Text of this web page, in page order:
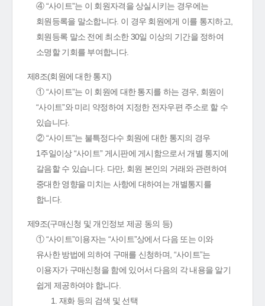
④ “사이트”는 이 회원자격을 상실시키는 경우에는
회원등록을 말소합니다. 이 경우 회원에게 이를 통지하고,
회원등록 말소 전에 최소한 30일 이상의 기간을 정하여
소명할 기회를 부여합니다.
제8조(회원에 대한 통지)
① “사이트”는 이 회원에 대한 통지를 하는 경우, 회원이
“사이트”와 미리 약정하여 지정한 전자우편 주소로 할 수
있습니다.
② “사이트”는 불특정다수 회원에 대한 통지의 경우
1주일이상 “사이트” 게시판에 게시함으로서 개별 통지에
갈음할 수 있습니다. 다만, 회원 본인의 거래와 관련하여
중대한 영향을 미치는 사항에 대하여는 개별통지를
합니다.
제9조(구매신청 및 개인정보 제공 동의 등)
① “사이트”이용자는 “사이트”상에서 다음 또는 이와
유사한 방법에 의하여 구매를 신청하며, “사이트”는
이용자가 구매신청을 함에 있어서 다음의 각 내용을 알기
쉽게 제공하여야 합니다.
1. 재화 등의 검색 및 선택